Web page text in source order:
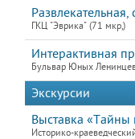
ГКЦ "Эврика" (71 мкр,)
Интерактивная
Бульвар Юных
Экскурсии
Выставка
Историко-